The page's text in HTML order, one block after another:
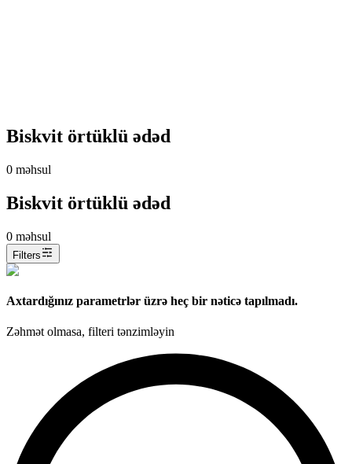
Biskvit örtüklü ədəd
0 məhsul
Biskvit örtüklü ədəd
0 məhsul
Filters
Axtardığınız parametrlər üzrə heç bir nəticə tapılmadı.
Zəhmət olmasa, filteri tənzimləyin